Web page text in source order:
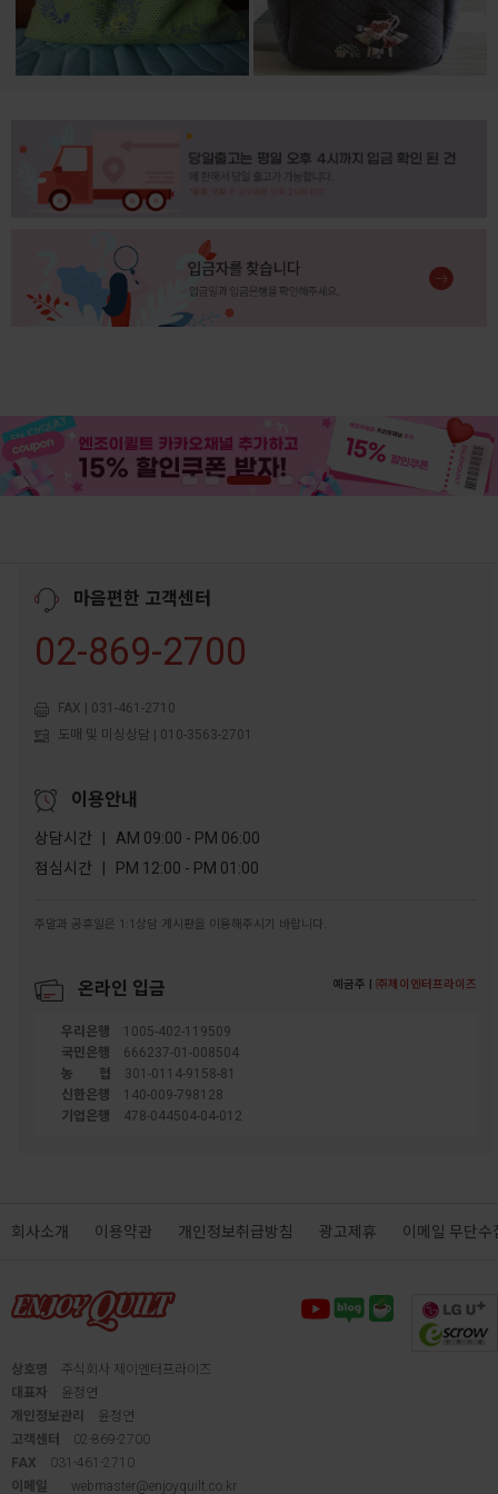
마음편한 고객센터
02-869-2700
FAX | 031-461-2710
도매 및 미싱상담 | 010-3563-2701
이용안내
상담시간 | AM 09:00 - PM 06:00
점심시간 | PM 12:00 - PM 01:00
주말과 공휴일은 1:1상담 게시판을 이용해주시기 바랍니다.
온라인 입금 예금주 |㈜제이엔터프라이즈
우리은행
1005-402-119509
국민은행
666237-01-008504
농협301-0114-9158-81
신한은행
140-009-798128
기업은행
478-044504-04-012
회사소개 이용약관 개인정보취급방침 광고제휴 이메일 무단수
상호명
주식회사 제이엔터프라이즈
대표자
윤정연
개인정보관리
윤정연
고객센터
02-869-2700
FAX
031-461-2710
이메일
webmaster@enjoyquilt.co.kr